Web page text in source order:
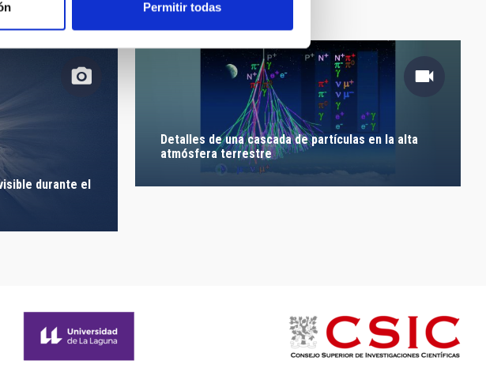
Permitir todas
durante el
Detalles de una cascada de partículas en la alta
atmósfera terrestre